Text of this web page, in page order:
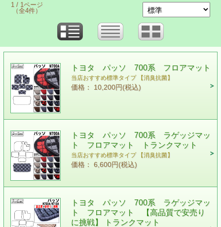
1 / 1ページ
（全4件）
トヨタ パッソ 700系 フロアマット
当店おすすめ標準タイプ 【消臭抗菌】
価格： 10,200円(税込)
トヨタ パッソ 700系 ラゲッジマッ
ト フロアマット トランクマット
当店おすすめ標準タイプ 【消臭抗菌】
価格： 6,600円(税込)
トヨタ パッソ 700系 ラゲッジマッ
ト フロアマット 【高品質で安売り
に挑戦】 トランクマット